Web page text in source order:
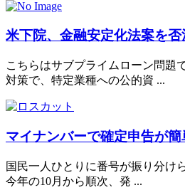
米下院、金融安定化法案を否
こちらはサブプライムローン問題
対策で、特定業種への公的資 ...
マイナンバーで確定申告が簡
国民一人ひとりに番号が振り分け
今年の10月から順次、発 ...